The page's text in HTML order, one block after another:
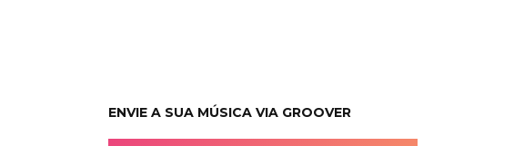
ENVIE A SUA MÚSICA VIA GROOVER